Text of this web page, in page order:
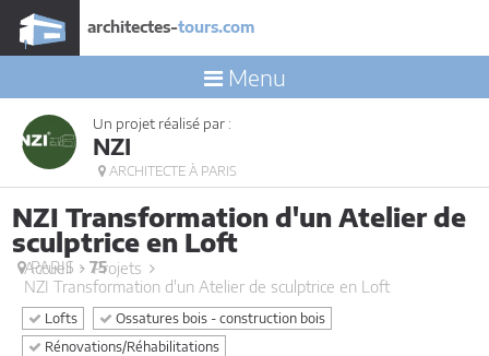
architectes-tours.com
Menu
Un projet réalisé par :
NZI
ARCHITECTE À PARIS
NZI Transformation d'un Atelier de
sculptrice en Loft
PARIS - 75
Accueil
Projets
NZI Transformation d'un Atelier de sculptrice en Loft
Lofts
Ossatures bois - construction bois
Rénovations/Réhabilitations